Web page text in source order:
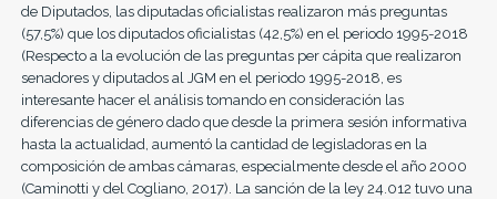
de Diputados, las diputadas oficialistas realizaron más preguntas
(57,5%) que los diputados oficialistas (42,5%) en el periodo 1995-2018
(Respecto a la evolución de las preguntas per cápita que realizaron
senadores y diputados al JGM en el periodo 1995-2018, es
interesante hacer el análisis tomando en consideración las
diferencias de género dado que desde la primera sesión informativa
hasta la actualidad, aumentó la cantidad de legisladoras en la
composición de ambas cámaras, especialmente desde el año 2000
(Caminotti y del Cogliano, 2017). La sanción de la ley 24.012 tuvo una